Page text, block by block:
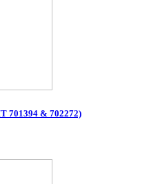
701394 & 702272)